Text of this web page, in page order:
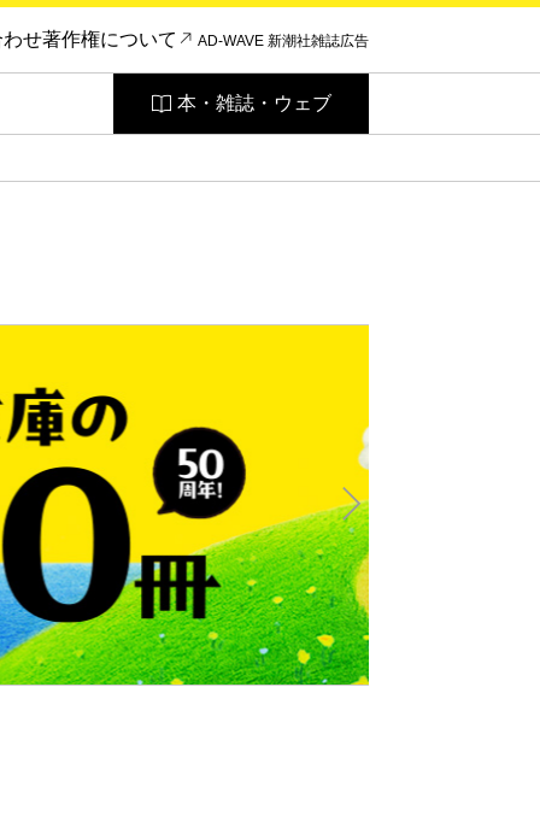
わせ著作権について AD-WAVE 新潮社雑誌広告
本・雑誌・ウェブ
Nex
t